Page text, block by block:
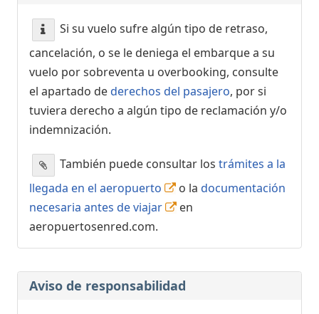
Si su vuelo sufre algún tipo de retraso,
cancelación, o se le deniega el embarque a su
vuelo por sobreventa u overbooking, consulte
el apartado dederechos del pasajero, por si
tuviera derecho a algún tipo de reclamación y/o
indemnización.
También puede consultar los trámites a la
llegada en el aeropuerto
o la documentación
necesaria antes de viajar
en
aeropuertosenred.com.
Aviso de responsabilidad